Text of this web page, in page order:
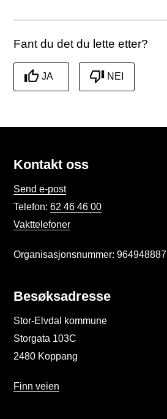
Fant du det du lette etter?
JA NEI
Kontakt oss
Send e-post
Telefon:62 46 46 00
Vakttelefoner
Organisasjonsnummer: 964948887
Besøksadresse
Stor-Elvdal kommune
Storgata 103C
2480 Koppang
Finn veien